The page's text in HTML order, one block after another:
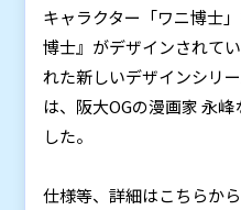
キャラクター「ワニ博士
博士』がデザインされて
れた新しいデザインシリ
は、阪大OGの漫画家 永
した。
仕様等、詳細はこちら